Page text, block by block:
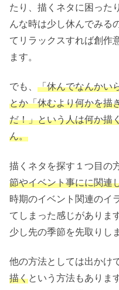
たり、描くネタに困った
んな時は少し休んでみる
てリラックスすれば創作
ます。
でも、 「休んでなんかい
とか「休むより何かを描
だ！」という人は何か描
ん。
描くネタを探す１つ目の
節やイベント事にに関連
時期のイベント関連のイ
てしまった感じがありま
少し先の季節を先取りし
他の方法としては出かけ
描くという方法もありま